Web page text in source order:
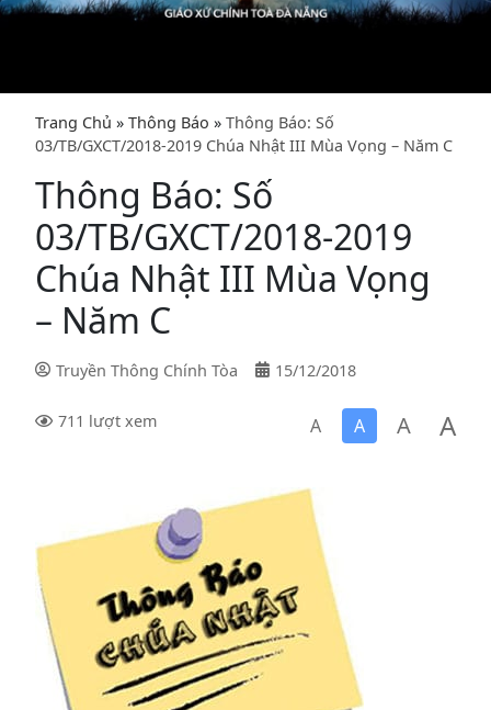
Trang Chủ » Thông Báo » Thông Báo: Số
03/TB/GXCT/2018-2019 Chúa Nhật III Mùa Vọng – Năm C
Thông Báo: Số
03/TB/GXCT/2018-2019
Chúa Nhật III Mùa Vọng
– Năm C
Truyền Thông Chính Tòa 15/12/2018
711 lượt xem A A A A